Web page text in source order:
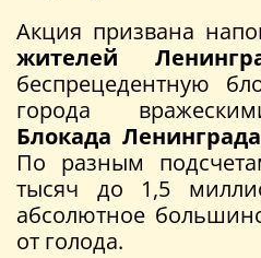
Акция призвана
жителей
беспрецедентную
города
Блокада
По разным
тысяч до 1,5
абсолютное
от голода.